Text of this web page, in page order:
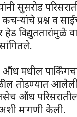
सुसरोड
प्रश्न व
विद्युततारांमुळे
औंध मधील
तोडण्यात आलेली
औंध
मागणी केली.